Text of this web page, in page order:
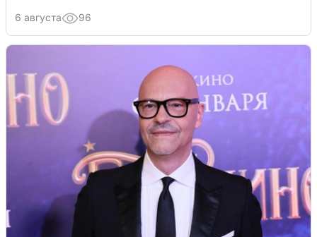
6 августа 96